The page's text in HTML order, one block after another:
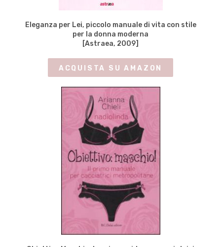
Eleganza per Lei, piccolo manuale di vita con stile
per la donna moderna
[Astraea, 2009]
ACQUISTA SU AMAZON